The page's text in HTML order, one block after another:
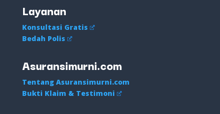
Layanan
Konsultasi Gratis
Bedah Polis
Asuransimurni.com
Tentang Asuransimurni.com
Bukti Klaim & Testimoni